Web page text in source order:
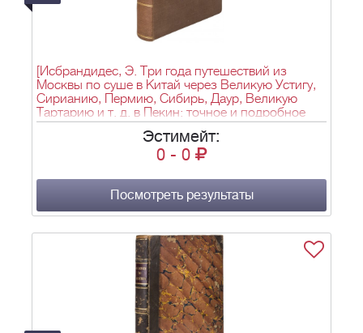
[Исбрандидес, Э. Три года путешествий из
Москвы по суше в Китай через Великую Устигу,
Сирианию, Пермию, Сибирь, Даур, Великую
Тартарию и т. д. в Пекин: точное и подробное
описание размеров и границ этих стран, а также
обычаев варварских народов: их религии,
правления, браков, повседневных занятий,
д. ... / Соч. Э. Избрантом Идесом, послом царя
Московского при императоре Китайском].
Isbrandides, E. Three years travels from Moscow
Permia, Sibiria, Daour, Great Tartary ets. to Peking :
Containing an exact and particular description of the
extent and limits of those countries and the
customs of the barbarous inhabitants : With
reference to their religion, government, marriages,
daily imployments, habits, habitations i diet, death,
funerals ets. ... / Written by. E. Isbrants Ides,
Эстимейт:
0 - 0
Посмотреть результаты